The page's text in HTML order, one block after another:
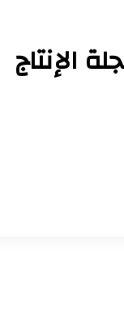
الإنتاج